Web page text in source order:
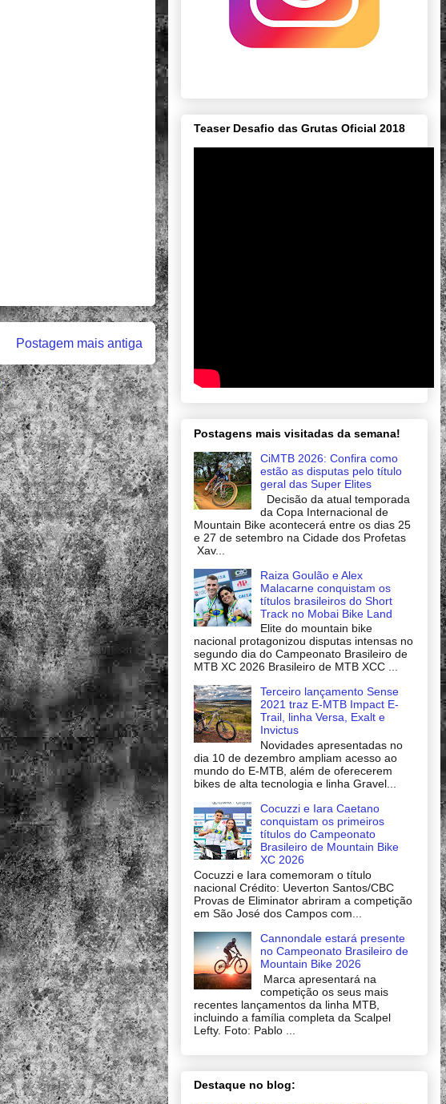
Postagem mais antiga
Teaser Desafio das Grutas Oficial 2018
Postagens mais visitadas da semana!
CiMTB 2026: Confira como
estão as disputas pelo título
geral das Super Elites
Decisão da atual temporada
da Copa Internacional de
Mountain Bike acontecerá entre os dias 25
e 27 de setembro na Cidade dos Profetas
Xav...
Raiza Goulão e Alex
Malacarne conquistam os
títulos brasileiros do Short
Track no Mobai Bike Land
Elite do mountain bike
nacional protagonizou disputas intensas no
segundo dia do Campeonato Brasileiro de
MTB XC 2026 Brasileiro de MTB XCC ...
Terceiro lançamento Sense
2021 traz E-MTB Impact E-
Trail, linha Versa, Exalt e
Invictus
Novidades apresentadas no
dia 10 de dezembro ampliam acesso ao
mundo do E-MTB, além de oferecerem
bikes de alta tecnologia e linha Gravel...
Cocuzzi e Iara Caetano
conquistam os primeiros
títulos do Campeonato
Brasileiro de Mountain Bike
XC 2026
Cocuzzi e Iara comemoram o título
nacional Crédito: Ueverton Santos/CBC
Provas de Eliminator abriram a competição
em São José dos Campos com...
Cannondale estará presente
no Campeonato Brasileiro de
Mountain Bike 2026
Marca apresentará na
competição os seus mais
recentes lançamentos da linha MTB,
incluindo a família completa da Scalpel
Lefty. Foto: Pablo ...
Destaque no blog: